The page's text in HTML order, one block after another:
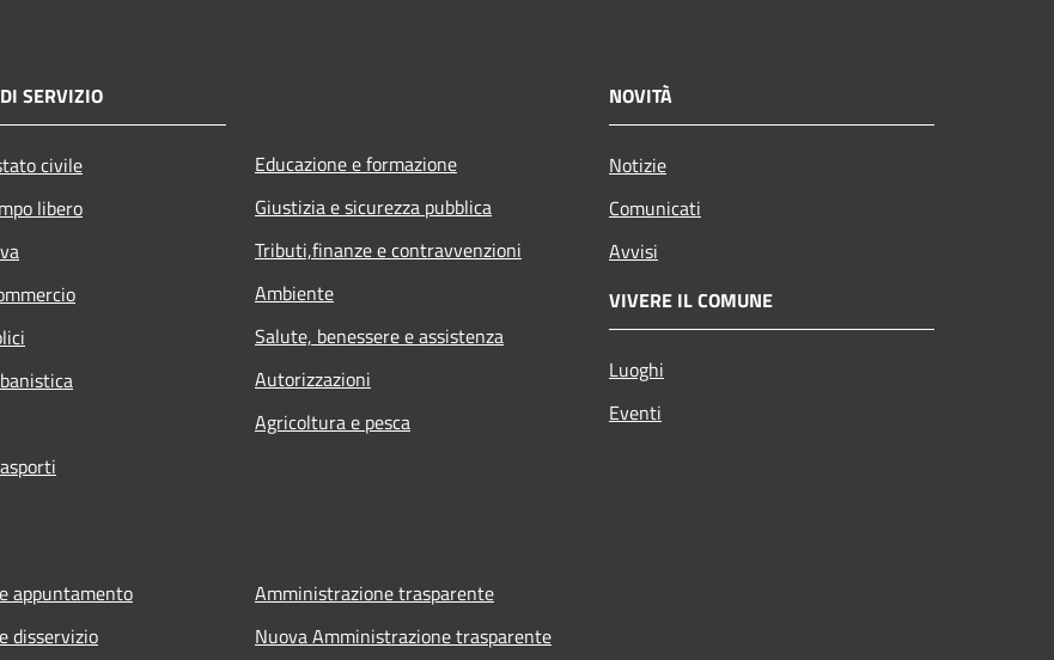
SERVIZIO
civile
libero
Educazione e formazione
Giustizia e sicurezza pubblica
Tributi,finanze e contravvenzioni
Ambiente
Salute, benessere e assistenza
Autorizzazioni
Agricoltura e pesca
NOVITÀ
Notizie
Comunicati
Avvisi
VIVERE IL COMUNE
Luoghi
Eventi
appuntamento
disservizio
Amministrazione trasparente
Nuova Amministrazione trasparente